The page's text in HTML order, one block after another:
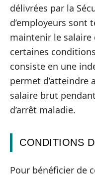
délivrées par la
d’employeurs sont
maintenir le salaire
certaines
consiste en une
permet d’atteindre
salaire brut
d’arrêt maladie.
CONDITIONS
Pour bénéficier de